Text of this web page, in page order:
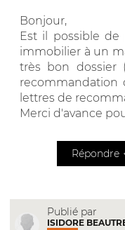
Bonjour,
Est il possible
immobilier à un
très bon dossier
recommandation
lettres de
Merci d'avance
Répondre
Publié par
ISIDORE